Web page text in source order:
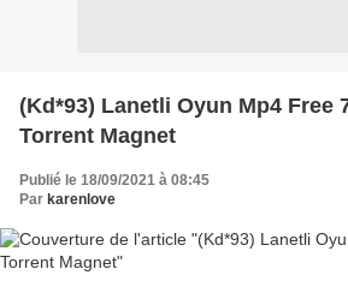
(Kd*93) Lanetli Oyun Mp4 Free
Torrent Magnet
Publié le 18/09/2021 à 08:45
Par karenlove